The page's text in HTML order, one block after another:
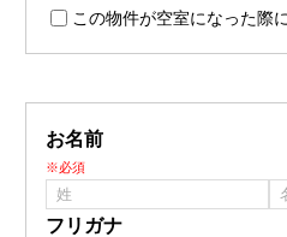
この物件が空室になった際
お名前
※必須
フリガナ